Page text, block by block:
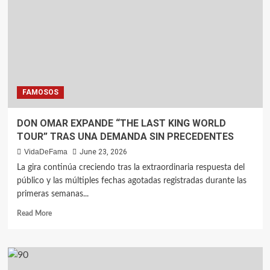
FAMOSOS
DON OMAR EXPANDE “THE LAST KING WORLD
TOUR” TRAS UNA DEMANDA SIN PRECEDENTES
VidaDeFama
June 23, 2026
La gira continúa creciendo tras la extraordinaria respuesta del
público y las múltiples fechas agotadas registradas durante las
primeras semanas...
Read More